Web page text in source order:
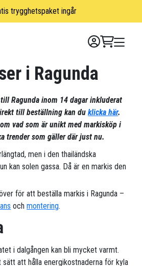
trygghetspaket ingår
i Ragunda
Ragunda inom 14 dagar inkluderat
till beställning kan duklicka här.
vad som är unikt med markisköp i
trender som gäller där just nu.
men i den thailändska
kan solen gassa. Då är en markis den
för att beställa markis i Ragunda –
ochmontering.
i dalgången kan bli mycket varmt.
att hålla energikostnaderna för kyla